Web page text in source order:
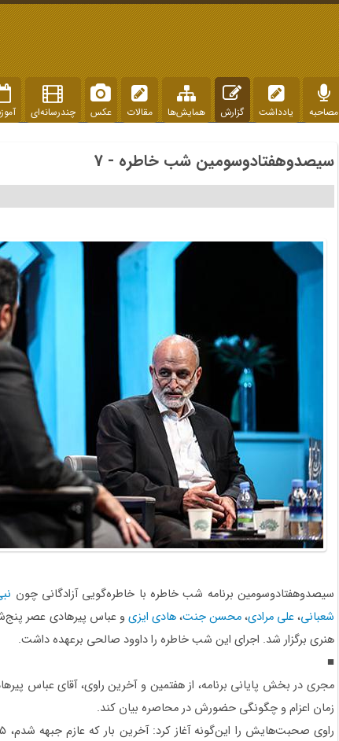
مصاحبه یادداشت گزارش همایش‌ها مقالات عکس چندرسانه‌ای
سیصدوهفتادوسومین شب خاطره - 7
سیصدوهفتادوسومین برنامه شب خاطره با خاطره‌گویی آزادگانی چون
شعبانی،علی مرادی،محسن جنت،هادی ایزی
هنری برگزار شد. اجرای این شب خاطره را داوود صالحی برعهده داشت.
■
مجری در بخش پایانی برنامه، از هفتمین و آخرین راوی، آقای عباس
زمان اعزام و چگونگی حضورش در محاصره بیان کند.